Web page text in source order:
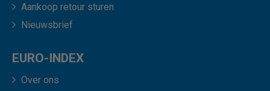
Aankoop retour sturen
Nieuwsbrief
EURO-INDEX
Over ons